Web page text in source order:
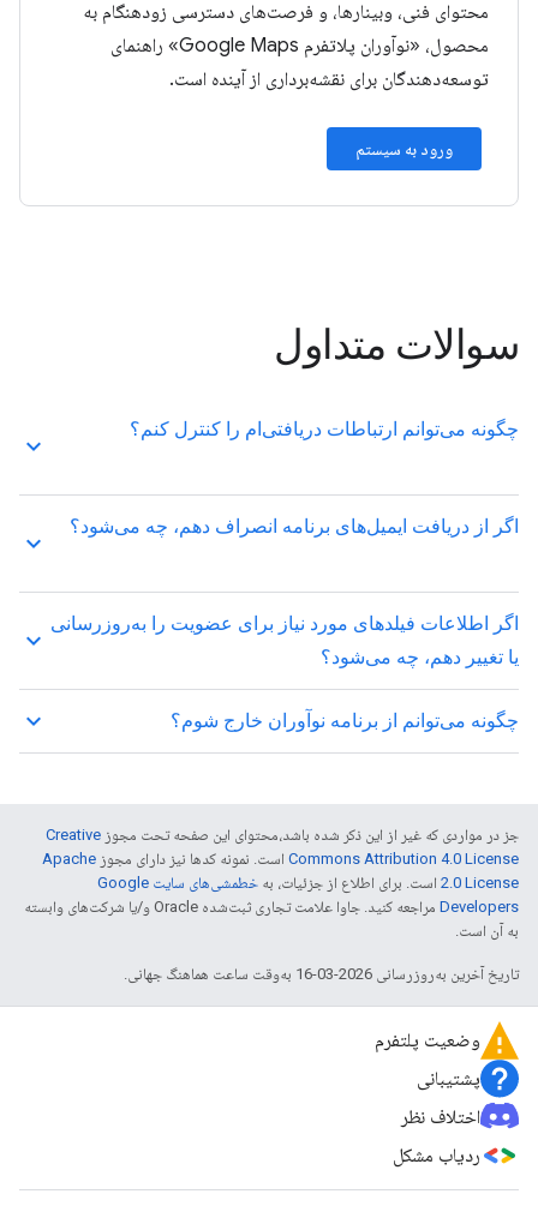
محتوای فنی، وبینارها، و فرصت‌های دسترسی زودهنگام به
محصول، «نوآوران پلاتفرم Google Maps» راهنمای
توسعه‌دهندگان برای نقشه‌برداری از آینده است.
ورود به سیستم
سوالات متداول
keyboard_arrow_up
چگونه می‌توانم ارتباطات دریافتی‌ام را کنترل کنم؟
keyboard_arrow_up
اگر از دریافت ایمیل‌های برنامه انصراف دهم، چه می‌شود؟
keyboard_arrow_up
اگر اطلاعات فیلدهای مورد نیاز برای عضویت را به‌روزرسانی
یا تغییر دهم، چه می‌شود؟
keyboard_arrow_up چگونه می‌توانم از برنامه نوآوران خارج شوم؟
جز در مواردی که غیر از این ذکر شده باشد،‌محتوای این صفحه تحت مجوز Creative
Commons Attribution 4.0 License است. نمونه کدها نیز دارای مجوز Apache
2.0 License است. برای اطلاع از جزئیات، به
خطمشی‌های سایت Google
Developers‏
مراجعه کنید. جاوا علامت تجاری ثبت‌شده Oracle و/یا شرکت‌های وابسته
به آن است.
تاریخ آخرین به‌روزرسانی 2026-03-16 به‌وقت ساعت هماهنگ جهانی.
وضعیت پلتفرم
پشتیبانی
اختلاف نظر
ردیاب مشکل